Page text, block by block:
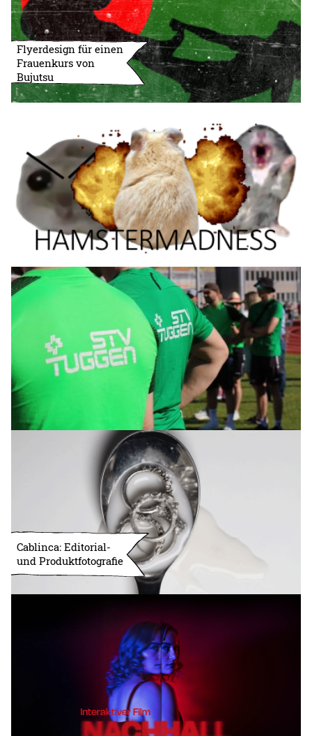
Flyerdesign für einen
Frauenkurs von
Bujutsu
Cablinca: Editorial-
und Produktfotografie